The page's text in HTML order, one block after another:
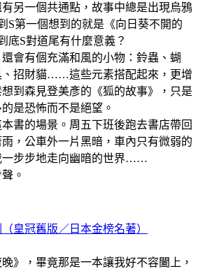
另一個共通點，故事中總是出現烏鴉
S第一個想到的就是《向日葵不開的
底S對道尾有什麼意義？
會有個充滿和風的小物：鈴蟲、蝴
、招財貓……這些元素搭配起來，更增
到森見登美彥的《狐的故事》，只是
是恐怖而不是絕望。
書的場景。周五下班後跑去書店帶回
，公車外一片黑暗，車內只有微弱的
一步步地走向幽暗的世界……
。
皇冠舊版／日本金榜名著）
》，畢竟那是一本讓我好不容闔上，